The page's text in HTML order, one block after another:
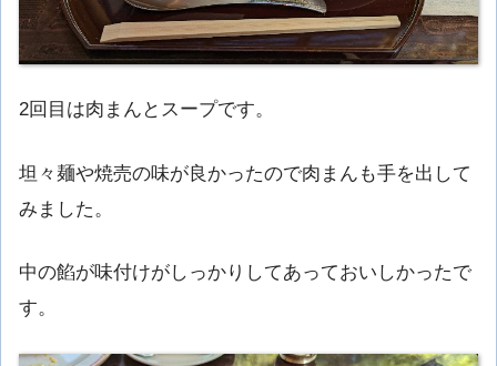
2回目は肉まんとスープです。
坦々麺や焼売の味が良かったので肉まんも手を出して
みました。
中の餡が味付けがしっかりしてあっておいしかったで
す。